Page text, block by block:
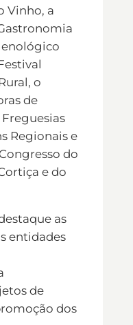
Vinho, a
enológico
o
de
Regionais e
do
e do
as
entidades
de
dos